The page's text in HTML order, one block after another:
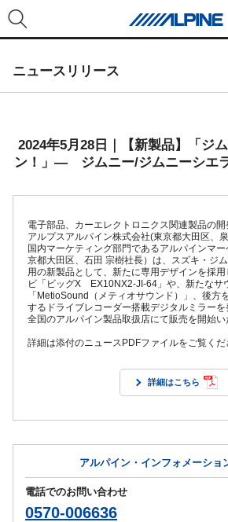
ニュースリリース
2024年5月28日｜【新製品】「ジ
ン！」― ジムニー/ジムニーシエ
電子部品、カーエレクトロニクス関連製品の
アルプスアルパイン株式会社(東京都大田区、
国内マーケティング部門であるアルパインマ
京都大田区、石田 宗樹社長）は、スズキ・ジ
用の新製品として、新たに専用デザインを採
ビ「ビッグX EX10NX2-JI-64」や、新たなサ
「MetioSound（メティオサウンド）」、後方
するドライブレコーダー搭載デジタルミラー
全国のアルパイン製品取扱店にて販売を開始い
詳細は添付のニュースPDFファイルをご覧くだ
詳細はこちら
アルパイン・インフォメーショ
電話でのお問い合わせ
0570-006636